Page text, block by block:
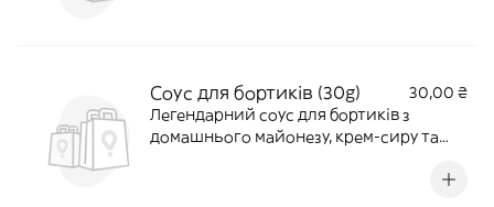
Соус для бортиків (30g)
30,00 ₴
Легендарний соус для бортиків з
домашнього майонезу, крем-сиру та